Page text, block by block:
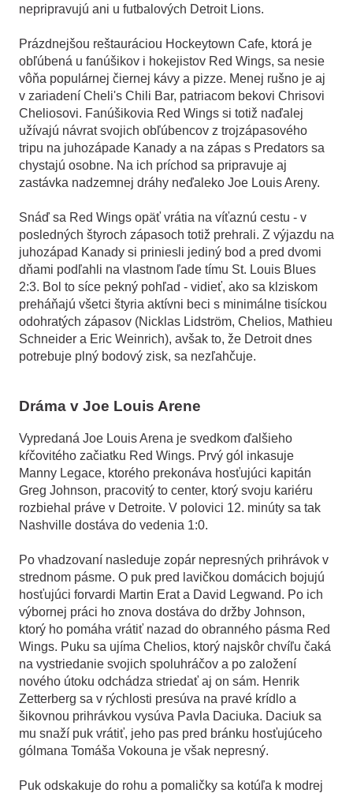
nepripravujú ani u futbalových Detroit Lions.
Prázdnejšou reštauráciou Hockeytown Cafe, ktorá je
obľúbená u fanúšikov i hokejistov Red Wings, sa nesie
vôňa populárnej čiernej kávy a pizze. Menej rušno je aj
v zariadení Cheli's Chili Bar, patriacom bekovi Chrisovi
Cheliosovi. Fanúšikovia Red Wings si totiž naďalej
užívajú návrat svojich obľúbencov z trojzápasového
tripu na juhozápade Kanady a na zápas s Predators sa
chystajú osobne. Na ich príchod sa pripravuje aj
zastávka nadzemnej dráhy neďaleko Joe Louis Areny.
Snáď sa Red Wings opäť vrátia na víťaznú cestu - v
posledných štyroch zápasoch totiž prehrali. Z výjazdu na
juhozápad Kanady si priniesli jediný bod a pred dvomi
dňami podľahli na vlastnom ľade tímu St. Louis Blues
2:3. Bol to síce pekný pohľad - vidieť, ako sa klziskom
preháňajú všetci štyria aktívni beci s minimálne tisíckou
odohratých zápasov (Nicklas Lidström, Chelios, Mathieu
Schneider a Eric Weinrich), avšak to, že Detroit dnes
potrebuje plný bodový zisk, sa nezľahčuje.
Dráma v Joe Louis Arene
Vypredaná Joe Louis Arena je svedkom ďalšieho
kŕčovitého začiatku Red Wings. Prvý gól inkasuje
Manny Legace, ktorého prekonáva hosťujúci kapitán
Greg Johnson, pracovitý to center, ktorý svoju kariéru
rozbiehal práve v Detroite. V polovici 12. minúty sa tak
Nashville dostáva do vedenia 1:0.
Po vhadzovaní nasleduje zopár nepresných prihrávok v
strednom pásme. O puk pred lavičkou domácich bojujú
hosťujúci forvardi Martin Erat a David Legwand. Po ich
výbornej práci ho znova dostáva do držby Johnson,
ktorý ho pomáha vrátiť nazad do obranného pásma Red
Wings. Puku sa ujíma Chelios, ktorý najskôr chvíľu čaká
na vystriedanie svojich spoluhráčov a po založení
nového útoku odchádza striedať aj on sám. Henrik
Zetterberg sa v rýchlosti presúva na pravé krídlo a
šikovnou prihrávkou vysúva Pavla Daciuka. Daciuk sa
mu snaží puk vrátiť, jeho pas pred bránku hosťujúceho
gólmana Tomáša Vokouna je však nepresný.
Puk odskakuje do rohu a pomaličky sa kotúľa k modrej